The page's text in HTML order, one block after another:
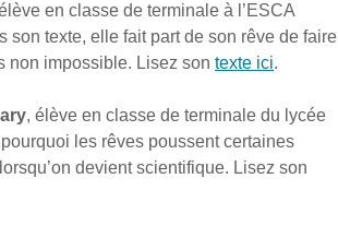
en classe de terminale à l’ESCA
son texte, elle fait part de son rêve de faire
non impossible. Lisez son texte ici.
, élève en classe de terminale du lycée
les rêves poussent certaines
devient scientifique. Lisez son